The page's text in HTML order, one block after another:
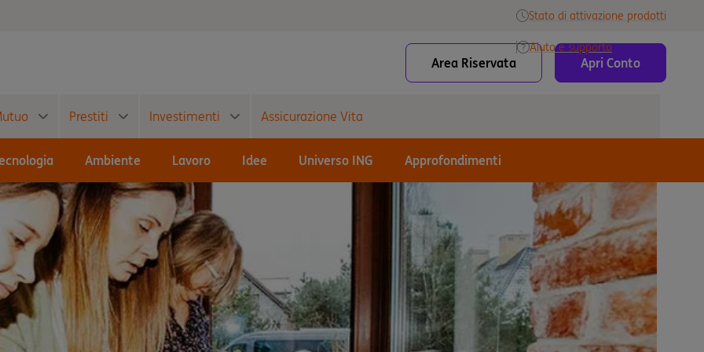
Stato di attivazione prodotti
Aiuto e supporto
Area Riservata Apri Conto
Prestiti Investimenti Assicurazione Vita
Ambiente Lavoro Idee Universo ING Approfondimenti